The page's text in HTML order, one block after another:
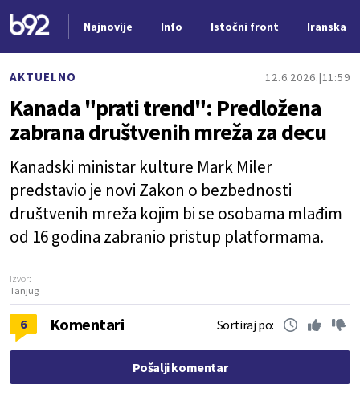
Najnovije Info Istočni front Iranska
AKTUELNO 12.6.2026. 11:59
Kanada "prati trend": Predložena
zabrana društvenih mreža za decu
Kanadski ministar kulture Mark Miler
predstavio je novi Zakon o bezbednosti
društvenih mreža kojim bi se osobama mlađim
od 16 godina zabranio pristup platformama.
Izvor:
Tanjug
6 Komentari Sortiraj po:
Pošalji komentar